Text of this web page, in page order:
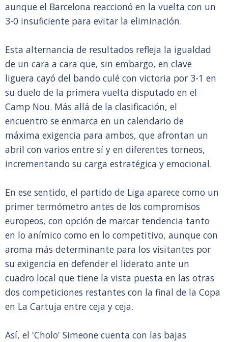
aunque el Barcelona reaccionó en la vuelta con un
3-0 insuficiente para evitar la eliminación.
Esta alternancia de resultados refleja la igualdad
de un cara a cara que, sin embargo, en clave
liguera cayó del bando culé con victoria por 3-1 en
su duelo de la primera vuelta disputado en el
Camp Nou. Más allá de la clasificación, el
encuentro se enmarca en un calendario de
máxima exigencia para ambos, que afrontan un
abril con varios entre sí y en diferentes torneos,
incrementando su carga estratégica y emocional.
En ese sentido, el partido de Liga aparece como un
primer termómetro antes de los compromisos
europeos, con opción de marcar tendencia tanto
en lo anímico como en lo competitivo, aunque con
aroma más determinante para los visitantes por
su exigencia en defender el liderato ante un
cuadro local que tiene la vista puesta en las otras
dos competiciones restantes con la final de la Copa
en La Cartuja entre ceja y ceja.
Así, el 'Cholo' Simeone cuenta con las bajas